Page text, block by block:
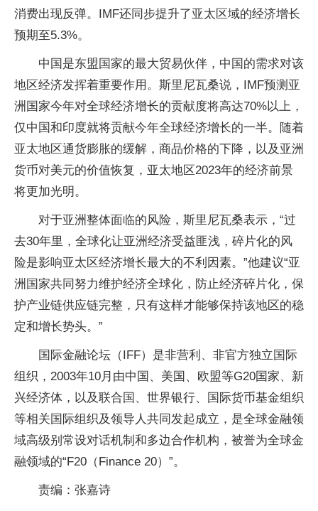
消费出现反弹。IMF还同步提升了亚太区域的经济增长
预期至5.3%。
中国是东盟国家的最大贸易伙伴，中国的需求对该
地区经济发挥着重要作用。斯里尼瓦桑说，IMF预测亚
洲国家今年对全球经济增长的贡献度将高达70%以上，
仅中国和印度就将贡献今年全球经济增长的一半。随着
亚太地区通货膨胀的缓解，商品价格的下降，以及亚洲
货币对美元的价值恢复，亚太地区2023年的经济前景
将更加光明。
对于亚洲整体面临的风险，斯里尼瓦桑表示，“过
去30年里，全球化让亚洲经济受益匪浅，碎片化的风
险是影响亚太区经济增长最大的不利因素。”他建议“亚
洲国家共同努力维护经济全球化，防止经济碎片化，保
护产业链供应链完整，只有这样才能够保持该地区的稳
定和增长势头。”
国际金融论坛（IFF）是非营利、非官方独立国际
组织，2003年10月由中国、美国、欧盟等G20国家、新
兴经济体，以及联合国、世界银行、国际货币基金组织
等相关国际组织及领导人共同发起成立，是全球金融领
域高级别常设对话机制和多边合作机构，被誉为全球金
融领域的“F20（Finance 20）”。
责编：张嘉诗